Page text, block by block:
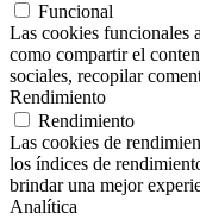
Funcional
Las cookies funcionales
como compartir el
sociales, recopilar
Rendimiento
Rendimiento
Las cookies de
los índices de
brindar una mejor
Analítica